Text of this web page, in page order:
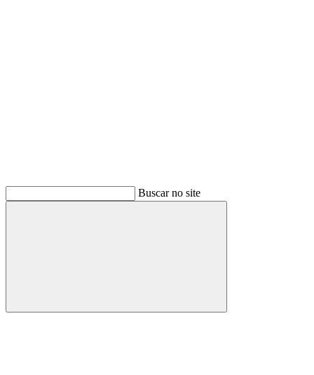
Buscar no site
Buscar